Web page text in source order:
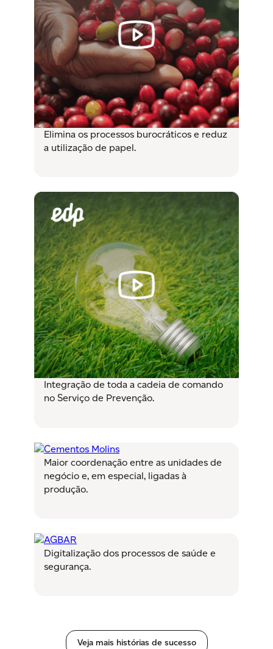
Elimina os processos burocráticos e reduz
a utilização de papel.
Integração de toda a cadeia de comando
no Serviço de Prevenção.
Maior coordenação entre as unidades de
negócio e, em especial, ligadas à
produção.
Digitalização dos processos de saúde e
segurança.
Veja mais histórias de sucesso